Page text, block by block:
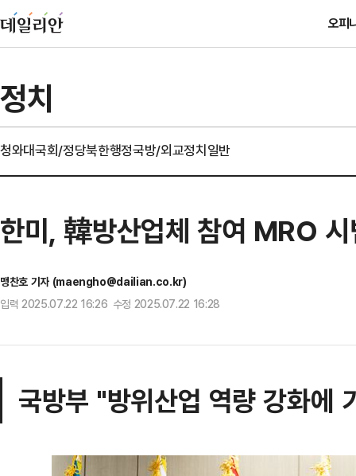
오피
정치
청와대국회/정당북한행정국방/외교정치일반
한미, 韓방산업체 참여 MRO
맹찬호 기자 (maengho@dailian.co.kr)
입력 2025.07.22 16:26 수정 2025.07.22 16:28
국방부 "방위산업 역량 강화에